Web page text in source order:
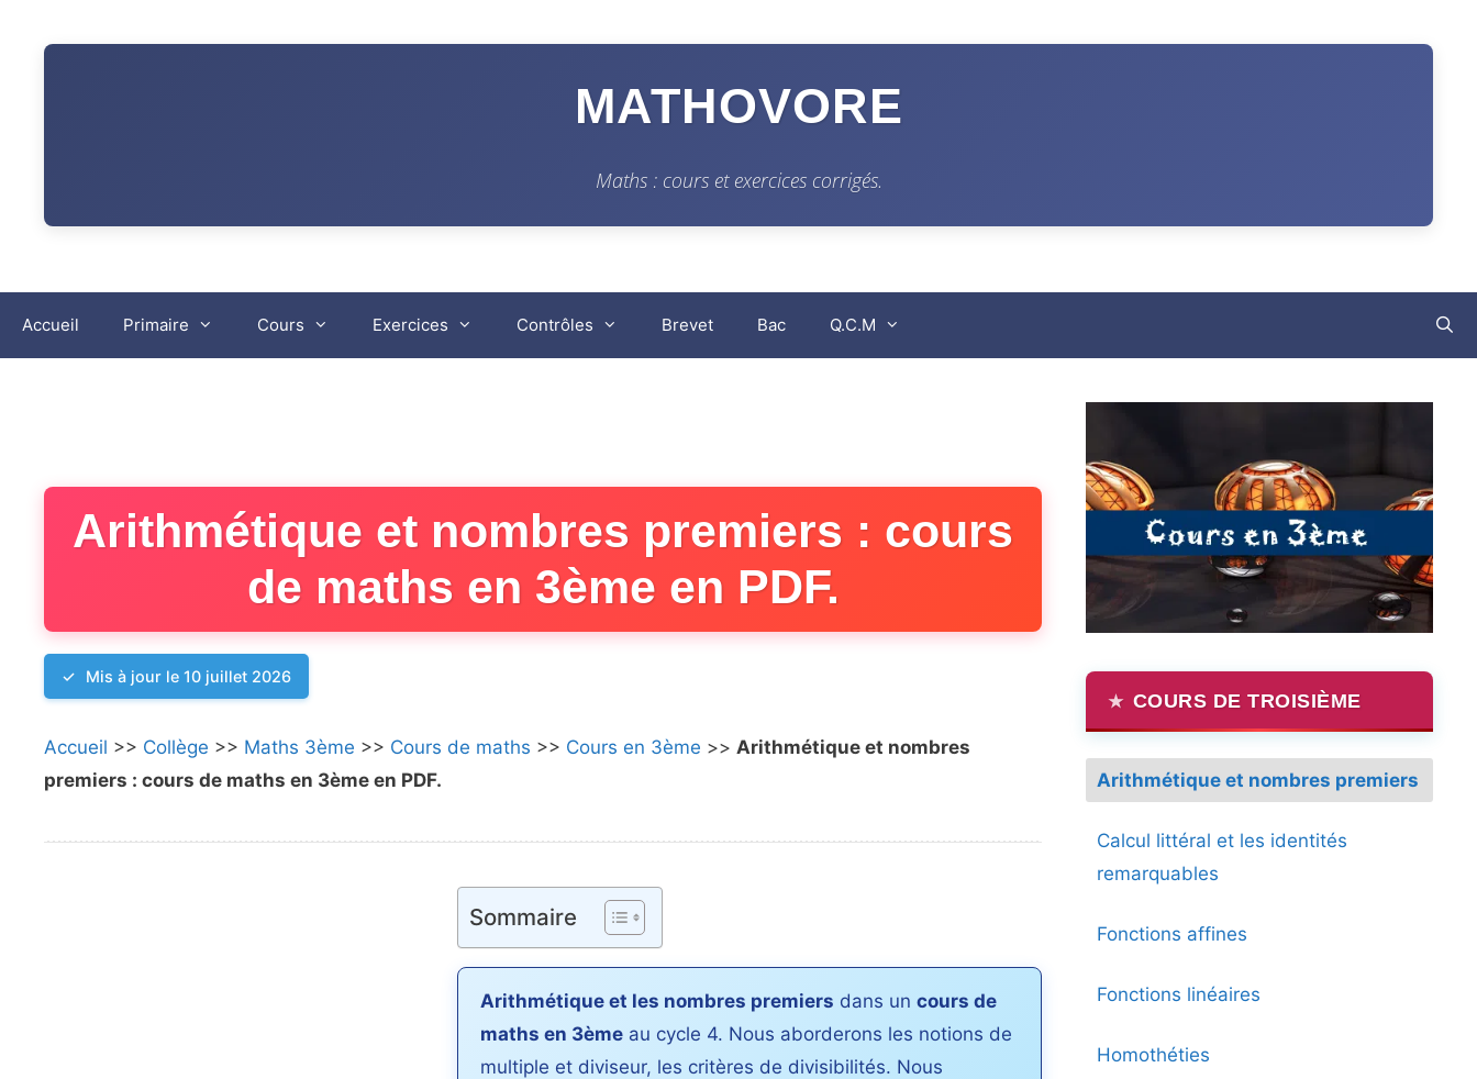
MATHOVORE
Maths : cours et exercices corrigés.
Accueil Primaire Cours Exercices Contrôles Brevet Bac Q.C.M
Arithmétique et nombres premiers : cours
de maths en 3ème en PDF.
Mis à jour le 10 juillet 2026
Accueil >> Collège >> Maths 3ème >> Cours de maths >> Cours en 3ème >> Arithmétique et nombres
premiers : cours de maths en 3ème en PDF.
Sommaire
Arithmétique et les nombres premiers dans un cours de
maths en 3ème au cycle 4. Nous aborderons les notions de
multiple et diviseur, les critères de divisibilités. Nous
COURS DE TROISIÈME
Arithmétique et nombres premiers
Calcul littéral et les identités
remarquables
Fonctions affines
Fonctions linéaires
Homothéties